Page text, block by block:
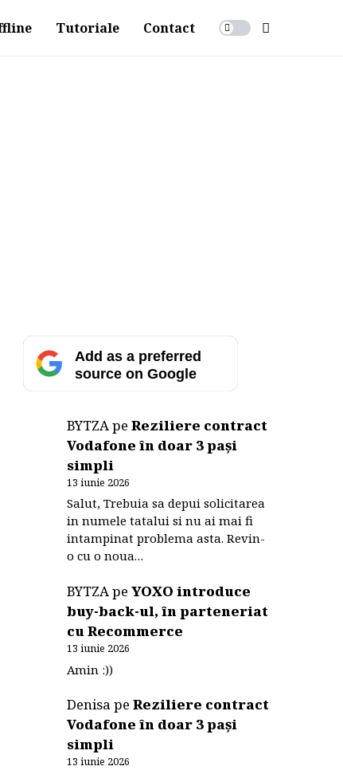
Tutoriale Contact
Add as a preferred
source on Google
BYTZApeReziliere contract
Vodafone în doar 3 pași
simpli
13 iunie 2026
Salut, Trebuia sa depui solicitarea
in numele tatalui si nu ai mai fi
intampinat problema asta. Revin-
o cu o noua…
BYTZApeYOXO introduce
buy-back-ul, în parteneriat
cu Recommerce
13 iunie 2026
Amin :))
DenisapeReziliere contract
Vodafone în doar 3 pași
simpli
13 iunie 2026